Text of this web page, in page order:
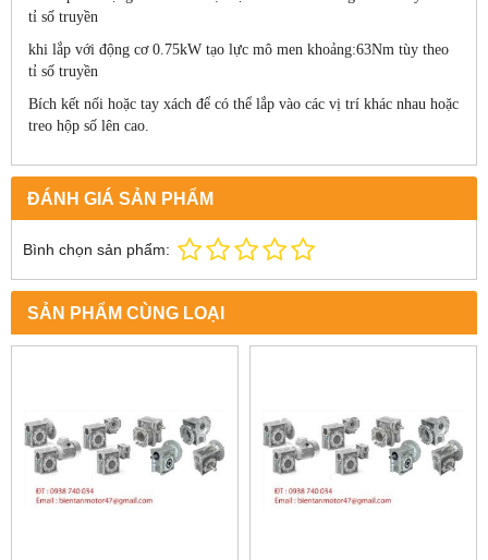
tỉ số truyền
khi lắp với động cơ 0.75kW tạo lực mô men khoảng:63Nm tùy theo
tỉ số truyền
Bích kết nối hoặc tay xách để có thể lắp vào các vị trí khác nhau hoặc
treo hộp số lên cao.
ĐÁNH GIÁ SẢN PHẨM
Bình chọn sản phẩm:
SẢN PHẨM CÙNG LOẠI